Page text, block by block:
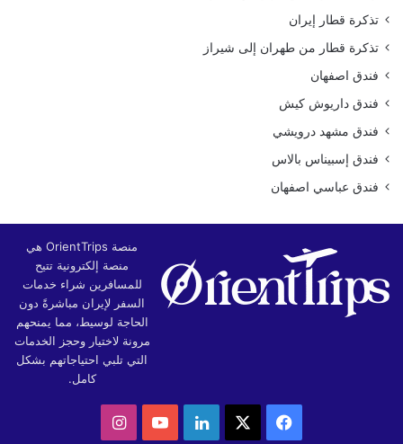
تذكرة قطار إيران
تذكرة قطار من طهران إلى شيراز
فندق اصفهان
فندق داريوش كيش
فندق مشهد درويشي
فندق إسبيناس بالاس
فندق عباسي اصفهان
منصة OrientTrips هي
منصة إلكترونية تتيح
للمسافرين شراء خدمات
السفر لإيران مباشرةً دون
الحاجة لوسيط، مما يمنحهم
مرونة لاختيار وحجز الخدمات
التي تلبي احتياجاتهم بشكل
كامل.
فيسبوك لينكدإن‫YouTubeانستقرام